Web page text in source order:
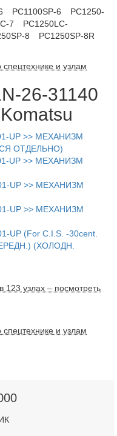
PC1100SP-6
PC1250-
7
PC1250LC-
8 PC1250SP-8R
и узлам
26-31140
UP >> МЕХАНИЗМ
ОТДЕЛЬНО)
UP >> МЕХАНИЗМ
UP >> МЕХАНИЗМ
UP >> МЕХАНИЗМ
UP (For C.I.S. -30cent.
(ХОЛОДН.
123 узлах – посмотреть
и узлам